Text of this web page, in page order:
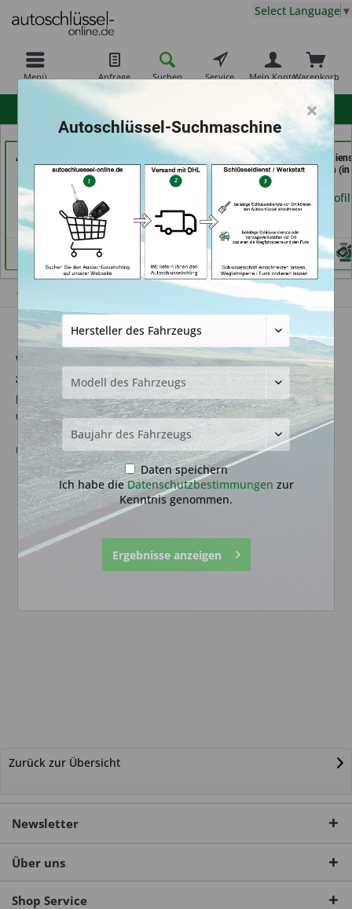
Menü Anfrage Suchen Service Warenkorb
Mein Konto
Select Language ▼
AutoAufsperrer (in Bad
Arolsen)
Händlerprofil
der Schlüssel Service
Moos (in Märstetten)
Händlerprofil
ABC
Frank Panten (in
Händlerprofil
Geld-zurück-Garantie
Unser Versprechen:
Wir geben Ihnen auf unseren Autoschlüssel eineGeld-
zurück-Garantie. Kann der Autoschlüssel nicht auf Ihr Auto
programmiert werden, erstatten wir Ihnen den Preis von
unserem Autoschlüssel.
Unser Versprechen gilt 3 Monate, gültig ab dem Kaufdatum.
Zurück zur Übersicht
Newsletter
Über uns
Shop Service
×
Autoschlüssel-Suchmaschine
Daten speichern
Ich habe dieDatenschutzbestimmungen zur
Kenntnis genommen.
Ergebnisse anzeigen